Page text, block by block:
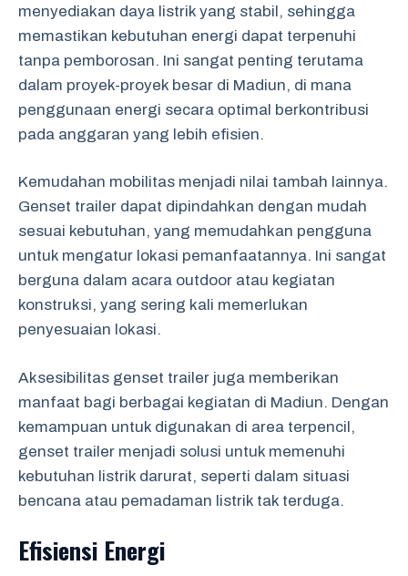
menyediakan daya listrik yang stabil, sehingga
memastikan kebutuhan energi dapat terpenuhi
tanpa pemborosan. Ini sangat penting terutama
dalam proyek-proyek besar di Madiun, di mana
penggunaan energi secara optimal berkontribusi
pada anggaran yang lebih efisien.
Kemudahan mobilitas menjadi nilai tambah lainnya.
Genset trailer dapat dipindahkan dengan mudah
sesuai kebutuhan, yang memudahkan pengguna
untuk mengatur lokasi pemanfaatannya. Ini sangat
berguna dalam acara outdoor atau kegiatan
konstruksi, yang sering kali memerlukan
penyesuaian lokasi.
Aksesibilitas genset trailer juga memberikan
manfaat bagi berbagai kegiatan di Madiun. Dengan
kemampuan untuk digunakan di area terpencil,
genset trailer menjadi solusi untuk memenuhi
kebutuhan listrik darurat, seperti dalam situasi
bencana atau pemadaman listrik tak terduga.
Efisiensi Energi